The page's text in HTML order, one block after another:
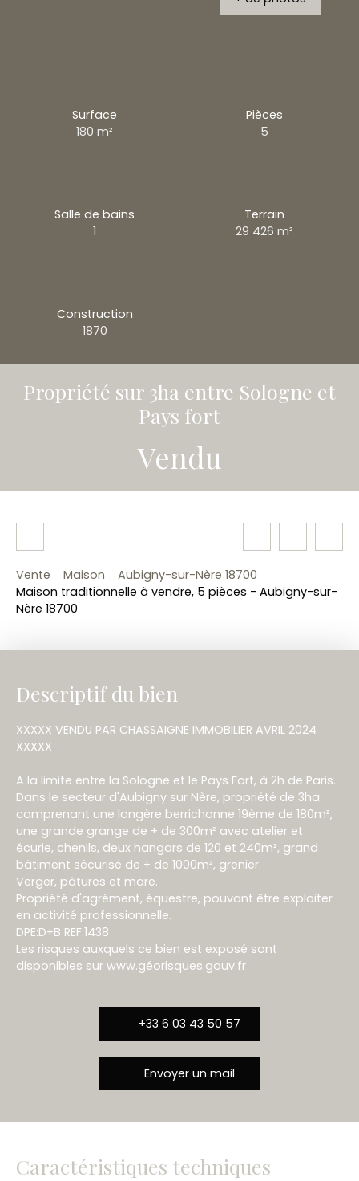
Surface
180m²
Pièces
5
Salle de bains
1
Terrain
29 426 m²
Construction
1870
Propriété sur 3ha entre Sologne et
Pays fort
Vendu
Vente Maison
Aubigny-sur-Nère 18700
Maison traditionnelle à vendre, 5 pièces - Aubigny-sur-
Nère 18700
Descriptif du bien
XXXXX VENDU PAR CHASSAIGNE IMMOBILIER AVRIL 2024
XXXXX
A la limite entre la Sologne et le Pays Fort, à 2h de Paris.
Dans le secteur d'Aubigny sur Nère, propriété de 3ha
comprenant une longère berrichonne 19ème de 180m²,
une grande grange de + de 300m² avec atelier et
écurie, chenils, deux hangars de 120 et 240m², grand
bâtiment sécurisé de + de 1000m², grenier.
Verger, pâtures et mare.
Propriété d'agrément, équestre, pouvant être exploiter
en activité professionnelle.
DPE:D+B REF:1438
Les risques auxquels ce bien est exposé sont
disponibles sur www.géorisques.gouv.fr
+33 6 03 43 50 57
Envoyer un mail
Caractéristiques techniques